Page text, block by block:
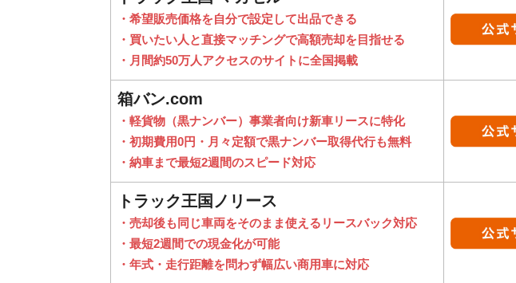
・希望販売価格を自分で設定して出品できる
・買いたい人と直接マッチングで高額売却を目指せる
・月間約50万人アクセスのサイトに全国掲載
箱バン.com
・軽貨物（黒ナンバー）事業者向け新車リースに特化
・初期費用0円・月々定額で黒ナンバー取得代行も無料
・納車まで最短2週間のスピード対応
トラック王国ノリース
・売却後も同じ車両をそのまま使えるリースバック対応
・最短2週間での現金化が可能
・年式・走行距離を問わず幅広い商用車に対応